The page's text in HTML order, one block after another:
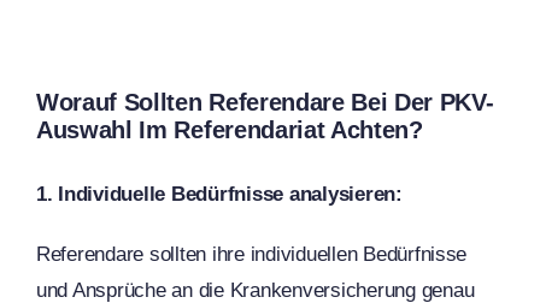
Worauf Sollten Referendare Bei Der PKV-
Auswahl Im Referendariat Achten?
1. Individuelle Bedürfnisse analysieren:
Referendare sollten ihre individuellen Bedürfnisse
und Ansprüche an die Krankenversicherung genau